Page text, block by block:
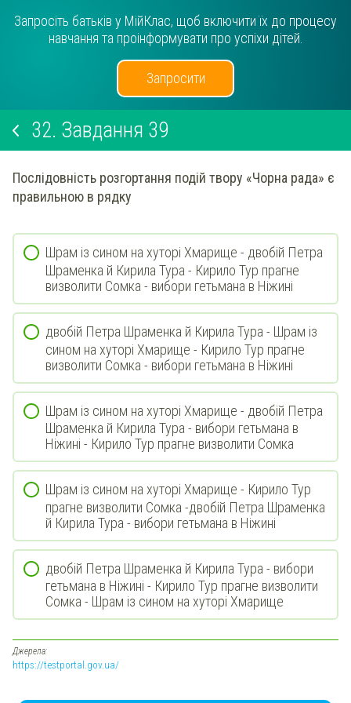
Запросіть батьків у МійКлас, щоб включити їх до процесу
навчання та проінформувати про успіхи дітей.
Запросити
32. Завдання 39
Послідовність розгортання подій твору «Чорна рада» є
правильною в рядку
Шрам із сином на хуторі Хмарище - двобій Петра
Шраменка й Кирила Тура - Кирило Тур прагне
визволити Сомка - вибори гетьмана в Ніжині
двобій Петра Шраменка й Кирила Тура - Шрам із
сином на хуторі Хмарище - Кирило Тур прагне
визволити Сомка - вибори гетьмана в Ніжині
Шрам із сином на хуторі Хмарище - двобій Петра
Шраменка й Кирила Тура - вибори гетьмана в
Ніжині - Кирило Тур прагне визволити Сомка
Шрам із сином на хуторі Хмарище - Кирило Тур
прагне визволити Сомка -двобій Петра Шраменка
й Кирила Тура - вибори гетьмана в Ніжині
двобій Петра Шраменка й Кирила Тура - вибори
гетьмана в Ніжині - Кирило Тур прагне визволити
Сомка - Шрам із сином на хуторі Хмарище
Джерела:
https://testportal.gov.ua/